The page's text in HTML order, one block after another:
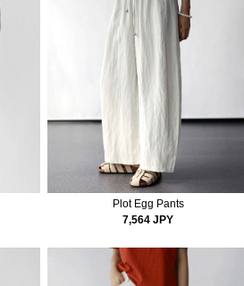
Plot Egg Pants
7,564 JPY